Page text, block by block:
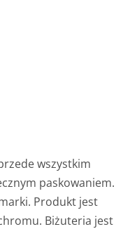
wszystkim
paskowaniem.
Produkt jest
Biżuteria jest